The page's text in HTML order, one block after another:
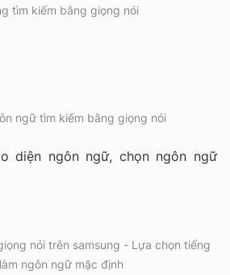
tìm kiếm bằng giọng nói
ngữ tìm kiếm bằng giọng nói
diện ngôn ngữ, chọn ngôn ngữ
nói trên samsung - Lựa chọn tiếng
ngôn ngữ mặc định